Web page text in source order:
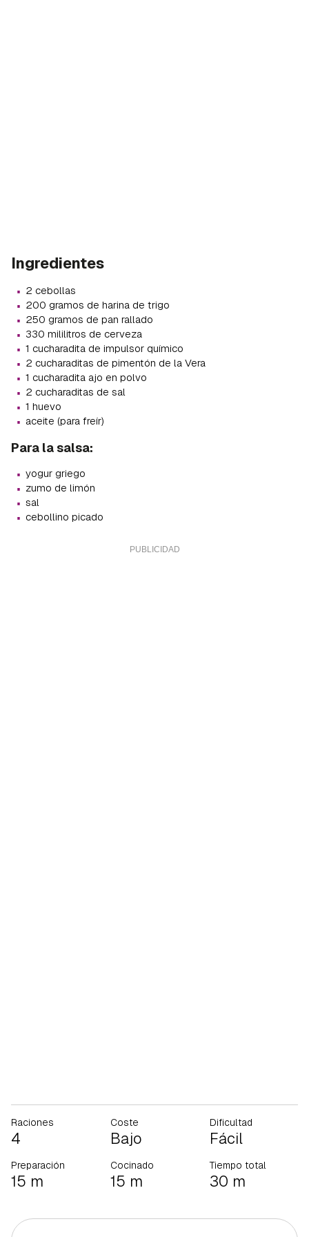
Ingredientes
· 2 cebollas
· 200 gramos de harina de trigo
· 250 gramos de pan rallado
· 330 mililitros de cerveza
· 1 cucharadita de impulsor químico
· 2 cucharaditas de pimentón de la Vera
· 1 cucharadita ajo en polvo
· 2 cucharaditas de sal
· 1 huevo
· aceite (para freír)
Para la salsa:
· yogur griego
· zumo de limón
· sal
· cebollino picado
Raciones
4
Coste
Bajo
Dificultad
Fácil
Preparación
15 m
Cocinado
15 m
Tiempo total
30 m